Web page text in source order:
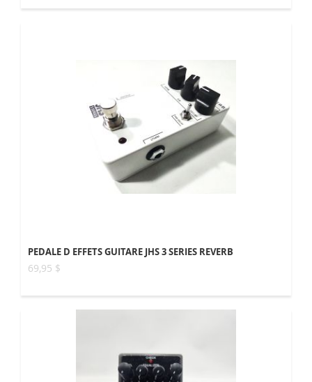
PEDALE D EFFETS GUITARE JHS 3 SERIES REVERB
69,95 $